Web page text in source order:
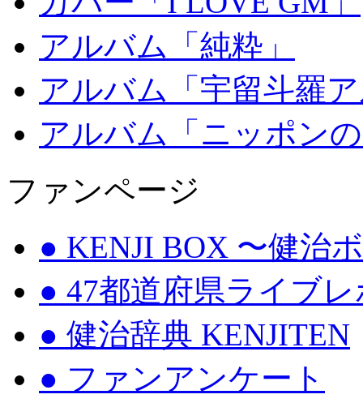
アルバム「純粋」
アルバム「宇留斗羅
アルバム「ニッポン
ファンページ
● KENJI BOX 〜健治
● 47都道府県ライブ
● 健治辞典 KENJITEN
● ファンアンケート